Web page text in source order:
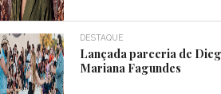
DESTAQUE
Lançada parceria de
Mariana Fagundes